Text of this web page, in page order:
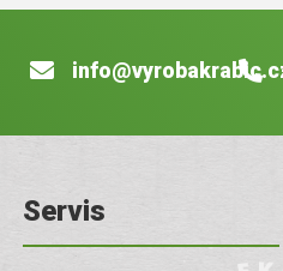
Servis